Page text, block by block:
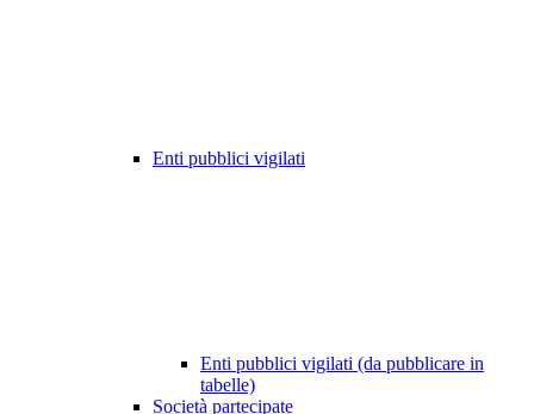
Enti pubblici vigilati
Enti pubblici vigilati (da pubblicare in
tabelle)
Società partecipate